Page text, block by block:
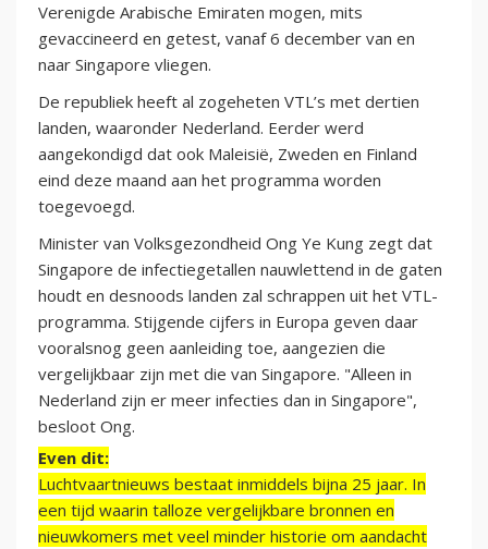
Verenigde Arabische Emiraten mogen, mits
gevaccineerd en getest, vanaf 6 december van en
naar Singapore vliegen.
De republiek heeft al zogeheten VTL’s met dertien
landen, waaronder Nederland. Eerder werd
aangekondigd dat ook Maleisië, Zweden en Finland
eind deze maand aan het programma worden
toegevoegd.
Minister van Volksgezondheid Ong Ye Kung zegt dat
Singapore de infectiegetallen nauwlettend in de gaten
houdt en desnoods landen zal schrappen uit het VTL-
programma. Stijgende cijfers in Europa geven daar
vooralsnog geen aanleiding toe, aangezien die
vergelijkbaar zijn met die van Singapore. "Alleen in
Nederland zijn er meer infecties dan in Singapore",
besloot Ong.
Even dit:
Luchtvaartnieuws bestaat inmiddels bijna 25 jaar. In
een tijd waarin talloze vergelijkbare bronnen en
nieuwkomers met veel minder historie om aandacht